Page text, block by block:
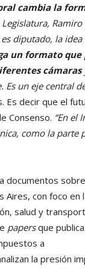
cambia la
Ramiro
diputado, la
un formato que
cámaras
Es un eje central
Es decir que el
Consenso. “En el
como la parte
documentos
Aires, con foco en
salud y
papersque
a
la presión